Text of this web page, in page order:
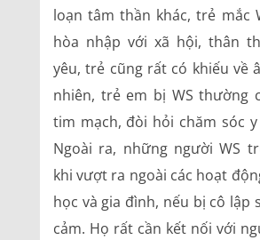
loạn tâm thần khác, trẻ mắc
hòa nhập với xã hội, thân
yêu, trẻ cũng rất có khiếu về
nhiên, trẻ em bị WS thường
tim mạch, đòi hỏi chăm sóc
Ngoài ra, những người WS
khi vượt ra ngoài các hoạt
học và gia đình, nếu bị cô lập
cảm. Họ rất cần kết nối với